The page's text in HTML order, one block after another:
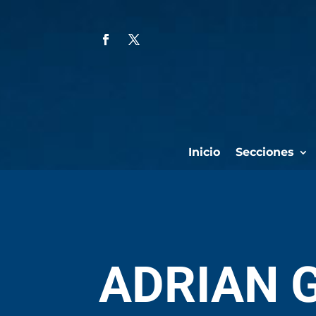
Inicio Secciones
ADRIAN